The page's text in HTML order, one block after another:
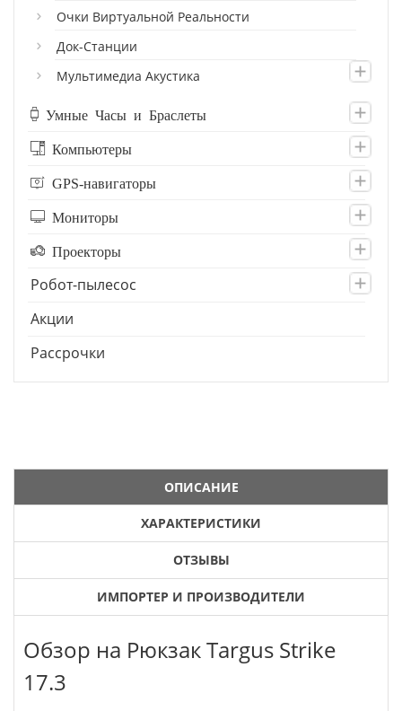
Очки Виртуальной Реальности
Док-Станции
Мультимедиа Акустика
Умные Часы и Браслеты
Компьютеры
GPS-навигаторы
Мониторы
Проекторы
Робот-пылесос
Акции
Рассрочки
ОПИСАНИЕ
ХАРАКТЕРИСТИКИ
ОТЗЫВЫ
ИМПОРТЕР И ПРОИЗВОДИТЕЛИ
Обзор на Рюкзак Targus Strike
17.3